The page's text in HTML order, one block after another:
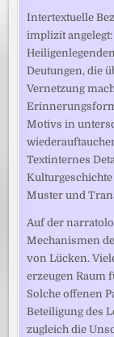
Intertextuelle
implizit
Deutungen, die
Vernetzung
Motivs in
Textinternes
Muster und
Auf der
Mechanismen
von Lücken.
erzeugen Raum
Solche offenen
Beteiligung des
zugleich die